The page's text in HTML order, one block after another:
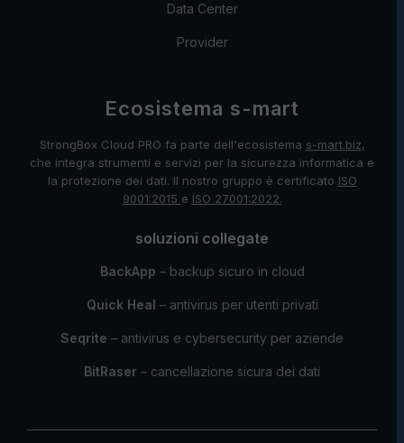
Data Center
Provider
Ecosistema s-mart
StrongBox Cloud PRO fa parte dell'ecosistema s-mart.biz,
che integra strumenti e servizi per la sicurezza informatica e
la protezione dei dati. Il nostro gruppo è certificato ISO
9001:2015 e ISO 27001:2022.
soluzioni collegate
BackApp – backup sicuro in cloud
Quick Heal – antivirus per utenti privati
Seqrite – antivirus e cybersecurity per aziende
BitRaser – cancellazione sicura dei dati